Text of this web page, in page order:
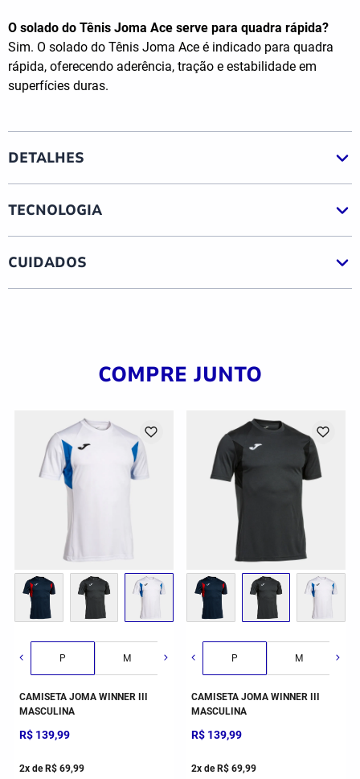
O solado do Tênis Joma Ace serve para quadra rápida?
Sim. O solado do Tênis Joma Ace é indicado para quadra
rápida, oferecendo aderência, tração e estabilidade em
superfícies duras.
DETALHES
TECNOLOGIA
CUIDADOS
COMPRE JUNTO
GG 2GG/3G
P M G
CAMISETA JOMA WINNER III
MASCULINA
R$ 139,99
2x deR$ 69,99
P M
CAMISETA JOMA WINNER III
MASCULINA
R$ 139,99
2x deR$ 69,99